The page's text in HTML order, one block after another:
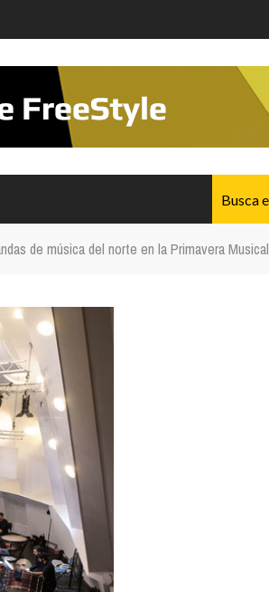
y Naturaleza
2026
2026
CUENTO
de música del norte en la Primavera Musical